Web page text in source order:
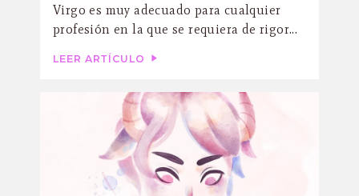
Virgo es muy adecuado para cualquier
profesión en la que se requiera de rigor...
LEER ARTÍCULO